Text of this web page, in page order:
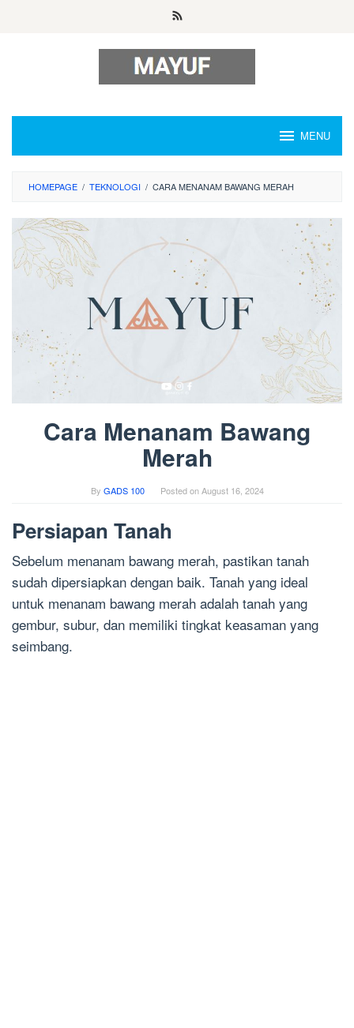
MENU
HOMEPAGE / TEKNOLOGI / CARA MENANAM BAWANG MERAH
Cara Menanam Bawang
Merah
By GADS 100 Posted onAugust 16, 2024
Persiapan Tanah
Sebelum menanam bawang merah, pastikan tanah
sudah dipersiapkan dengan baik. Tanah yang ideal
untuk menanam bawang merah adalah tanah yang
gembur, subur, dan memiliki tingkat keasaman yang
seimbang.